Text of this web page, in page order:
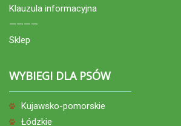
Klauzula informacyjna
————
Sklep
WYBIEGI DLA PSÓW
Kujawsko-pomorskie
Łódzkie